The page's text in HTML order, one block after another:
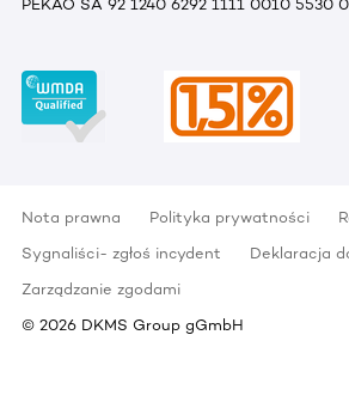
PEKAO SA 92 1240 6292 1111 0010 5530
Nota prawna Polityka prywatności
Sygnaliści- zgłoś incydent
Deklaracja
Zarządzanie zgodami
© 2026 DKMS Group gGmbH